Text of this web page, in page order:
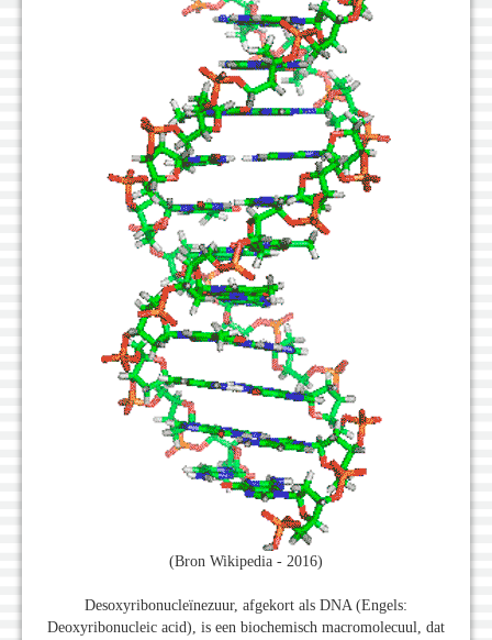
(Bron Wikipedia - 2016)
Desoxyribonucleïnezuur, afgekort als DNA (Engels:
Deoxyribonucleic acid), is een biochemisch macromolecuul, dat